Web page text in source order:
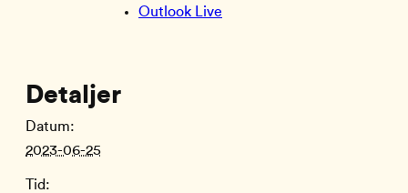
Outlook Live
Detaljer
Datum:
2023-06-25
Tid: